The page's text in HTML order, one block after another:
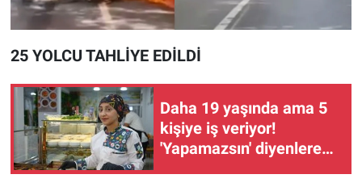
25 YOLCU TAHLİYE EDİLDİ
Daha 19 yaşında ama 5
kişiye iş veriyor!
'Yapamazsın' diyenlere